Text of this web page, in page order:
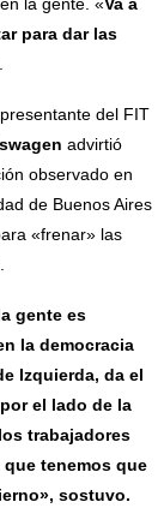
para dar las
del FIT
advirtió
observado en
de Buenos Aires
«frenar» las
gente es
la democracia
Izquierda, da el
el lado de la
trabajadores
que tenemos que
sostuvo.